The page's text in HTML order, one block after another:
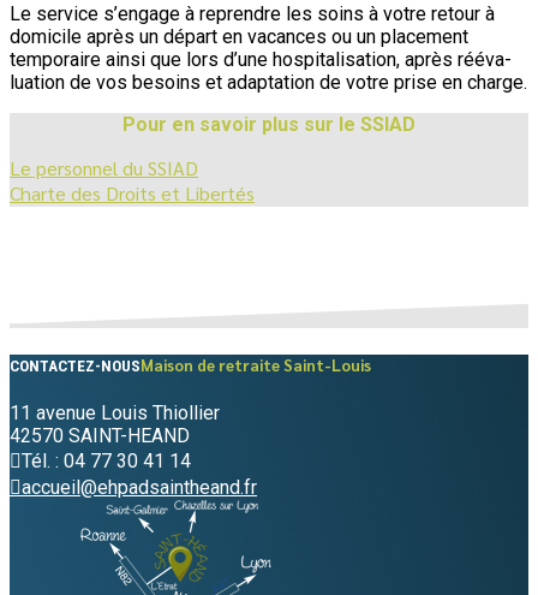
Le service s’engage à reprendre les soins à votre retour à
domicile après un départ en vacances ou un placement
temporaire ainsi que lors d’une hospitalisation, après rééva­
luation de vos besoins et adaptation de votre prise en charge.
Pour en savoir plus sur le SSIAD
Le personnel du SSIAD
Charte des Droits et Libertés
CONTACTEZ-NOUSMaison de retraite Saint-Louis
11 avenue Louis Thiollier
42570 SAINT-HEAND
Tél. : 04 77 30 41 14
accueil@ehpadsaintheand.fr